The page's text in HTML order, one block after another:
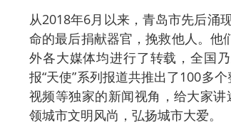
从2018年6月以来，青岛市先后涌
命的最后捐献器官，挽救他人。他
外各大媒体均进行了转载，全国
报“天使”系列报道共推出了100多
视频等独家的新闻视角，给大家讲
领城市文明风尚，弘扬城市大爱。